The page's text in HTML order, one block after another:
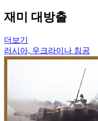
재미 대방출
더보기
러시아, 우크라이나 침공